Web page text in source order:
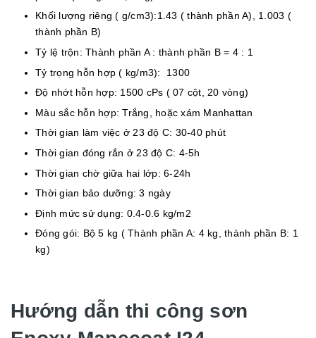
Khối lượng riêng ( g/cm3):1.43 ( thành phần A), 1.003 (
thành phần B)
Tỷ lệ trộn: Thành phần A : thành phần B = 4 : 1
Tỷ trọng hỗn hợp ( kg/m3): 1300
Độ nhớt hỗn hợp: 1500 cPs ( 07 cột, 20 vòng)
Màu sắc hỗn hợp: Trắng, hoặc xám Manhattan
Thời gian làm việc ở 23 độ C: 30-40 phút
Thời gian đóng rắn ở 23 độ C: 4-5h
Thời gian chờ giữa hai lớp: 6-24h
Thời gian bảo dưỡng: 3 ngày
Định mức sử dụng: 0.4-0.6 kg/m2
Đóng gói: Bộ 5 kg ( Thành phần A: 4 kg, thành phần B: 1
kg)
Hướng dẫn thi công sơn